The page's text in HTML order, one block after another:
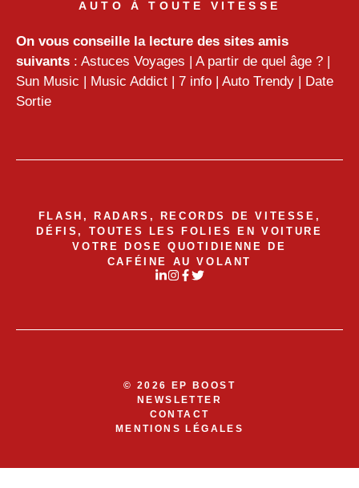
AUTO À TOUTE VITESSE
On vous conseille la lecture des sites amis
suivants : Astuces Voyages | A partir de quel âge ? |
Sun Music | Music Addict | 7 info | Auto Trendy | Date
Sortie
FLASH, RADARS, RECORDS DE VITESSE,
DÉFIS, TOUTES LES FOLIES EN VOITURE
VOTRE DOSE QUOTIDIENNE DE
CAFÉINE AU VOLANT
© 2026 EP BOOST
NEWSLETTER
CONTACT
MENTIONS LÉGALES